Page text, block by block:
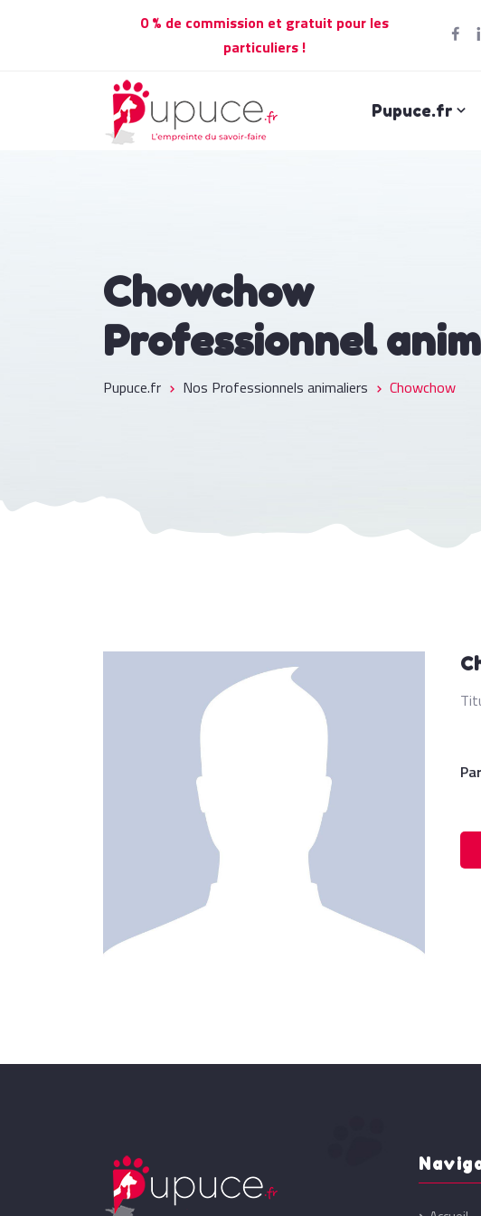
0 % de commission et gratuit pour les
particuliers !
Pupuce.fr
Chowchow
Professionnel
Pupuce.fr Nos Professionnels animaliers Chowchow